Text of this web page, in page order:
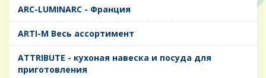
ARC-LUMINARC - Франция
ARTI-M Весь ассортимент
ATTRIBUTE - кухоная навеска и посуда для
приготовления